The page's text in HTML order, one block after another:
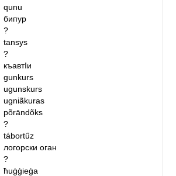
qunu
бипур
?
tansys
?
къавтIи
gunkurs
ugunskurs
ugniãkuras
põrāndõks
?
tábortűz
логорски оган
?
ħuġġieġa